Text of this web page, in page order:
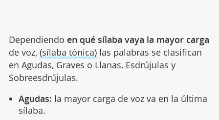
Dependiendo en qué sílaba vaya la mayor carga
de voz, (sílaba tónica)las palabras se clasifican
en Agudas, Graves o Llanas, Esdrújulas y
Sobreesdrújulas.
Agudas: la mayor carga de voz va en la última
sílaba.